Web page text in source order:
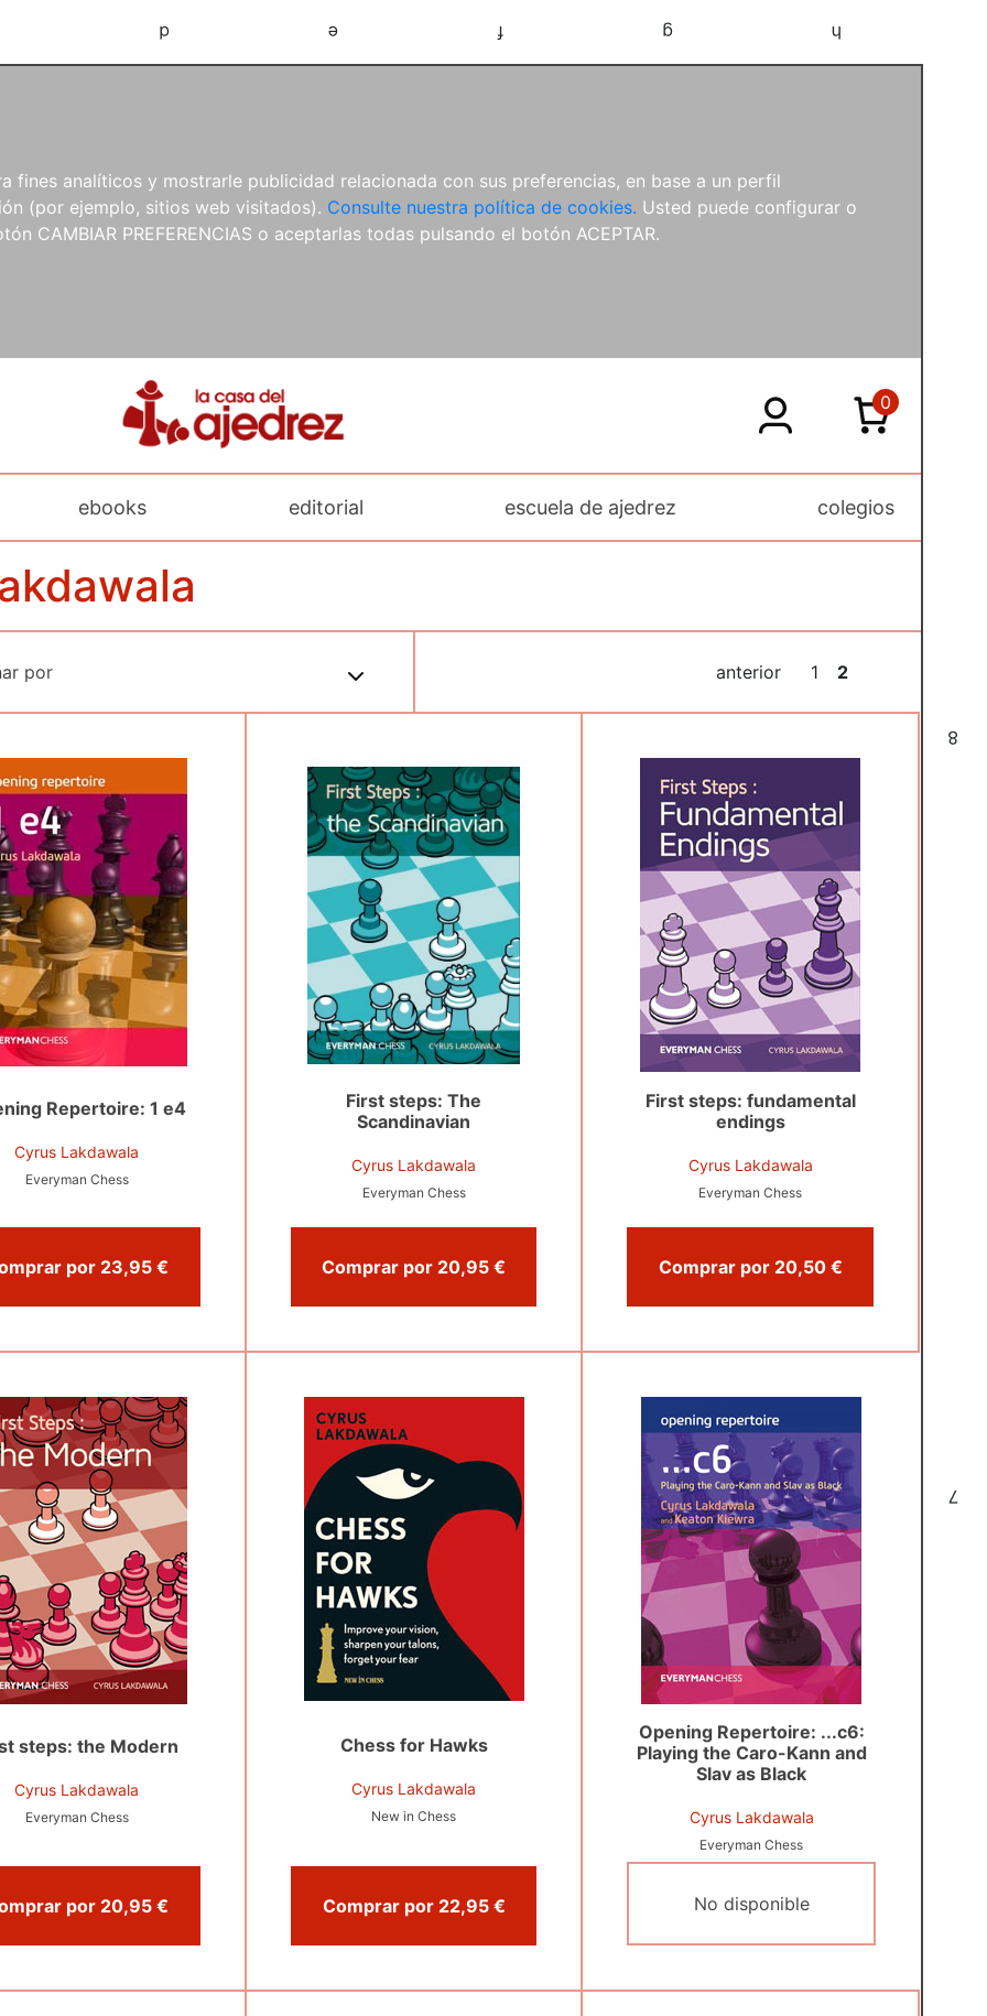
fines analíticos y mostrarle publicidad relacionada con sus preferencias, en base a un perfil
(por ejemplo, sitios web visitados). Consulte nuestra política de cookies. Usted puede configurar o
CAMBIAR PREFERENCIAS o aceptarlas todas pulsando el botón ACEPTAR.
d e f g h
8
7
ebooks editorial escuela de ajedrez colegios
0
anterior 1 2
Repertoire: 1 e4
Cyrus Lakdawala
Everyman Chess
Comprar por 23,95 €
First steps: The
Scandinavian
Cyrus Lakdawala
Everyman Chess
Comprar por 20,95 €
First steps: fundamental
endings
Cyrus Lakdawala
Everyman Chess
Comprar por 20,50 €
steps: the Modern
Cyrus Lakdawala
Everyman Chess
Comprar por 20,95 €
Chess for Hawks
Cyrus Lakdawala
New in Chess
Comprar por 22,95 €
Opening Repertoire: ...c6:
Playing the Caro-Kann and
Slav as Black
Cyrus Lakdawala
Everyman Chess
No disponible